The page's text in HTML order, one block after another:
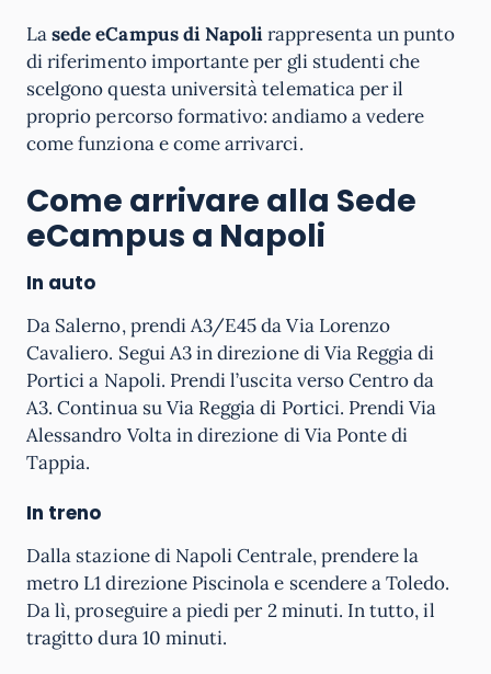
Lasede eCampus di Napolirappresenta un punto
di riferimento importante per gli studenti che
scelgono questa università telematica per il
proprio percorso formativo: andiamo a vedere
come funziona e come arrivarci.
Come arrivare alla Sede
eCampus a Napoli
In auto
Da Salerno, prendi A3/E45 da Via Lorenzo
Cavaliero. Segui A3 in direzione di Via Reggia di
Portici a Napoli. Prendi l’uscita verso Centro da
A3. Continua su Via Reggia di Portici. Prendi Via
Alessandro Volta in direzione di Via Ponte di
Tappia.
In treno
Dalla stazione di Napoli Centrale, prendere la
metro L1 direzione Piscinola e scendere a Toledo.
Da lì, proseguire a piedi per 2 minuti. In tutto, il
tragitto dura 10 minuti.